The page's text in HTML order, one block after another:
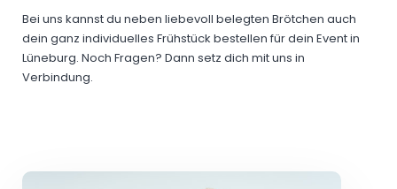
Bei uns kannst du neben liebevoll belegten Brötchen auch
dein ganz individuelles Frühstück bestellen für dein Event in
Lüneburg. Noch Fragen? Dann setz dich mit uns in
Verbindung.